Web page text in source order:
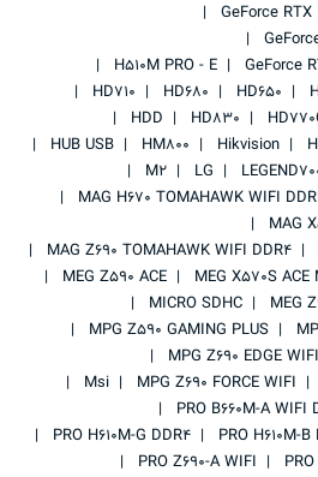
GeForce
GeForce
H510M PRO - E
HD650
HD680
HD710
HD830
HDD
Hikvision
HM800
HUB USB
LG
M2
MAG H670 TOMAHAWK WIFI
MAG
MAG Z690 TOMAHAWK WIFI DDR4
MEG X570S ACE
MEG Z590 ACE
MEG
MICRO SDHC
MPG Z590 GAMING PLUS
MPG Z690 EDGE WIFI
MPG Z690 FORCE WIFI
Msi
PRO B660M-A WIFI
PRO H610M-B
PRO H610M-G DDR4
PRO Z690-A WIFI